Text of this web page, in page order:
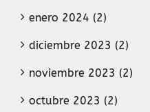
enero 2024 (2)
diciembre 2023 (2)
noviembre 2023 (2)
octubre 2023 (2)